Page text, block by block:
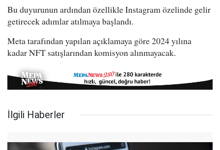
Bu duyurunun ardından özellikle Instagram özelinde gelir
getirecek adımlar atılmaya başlandı.
Meta tarafından yapılan açıklamaya göre 2024 yılına
kadar NFT satışlarından komisyon alınmayacak.
İlgili Haberler